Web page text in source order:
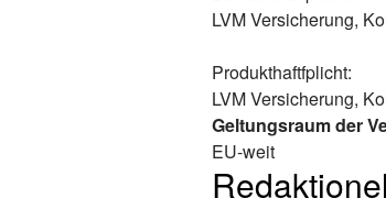
LVM Versicherung,
Produkthaftfplicht:
LVM Versicherung,
Geltungsraum der
EU-weit